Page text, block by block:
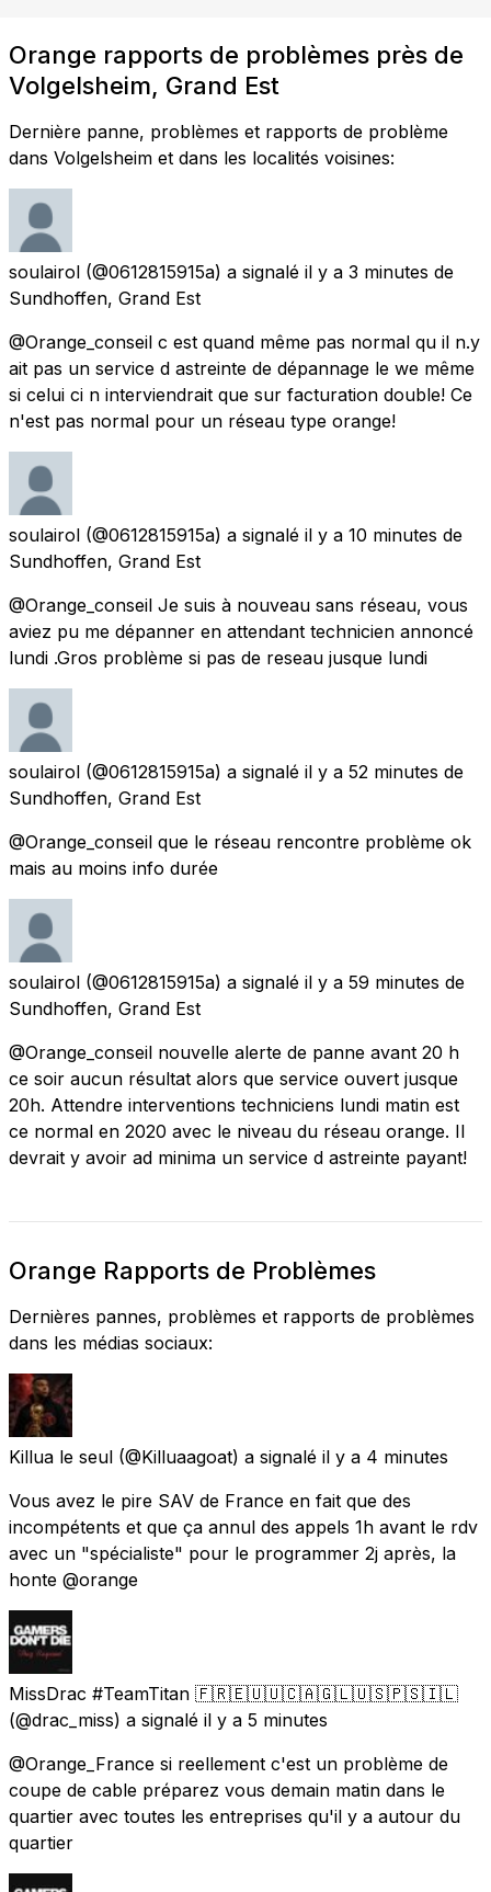
Orange rapports de problèmes près de
Volgelsheim, Grand Est
Dernière panne, problèmes et rapports de problème
dans Volgelsheim et dans les localités voisines:
soulairol (@0612815915a) a signalé il y a 3 minutes de
Sundhoffen, Grand Est
@Orange_conseil c est quand même pas normal qu il n.y
ait pas un service d astreinte de dépannage le we même
si celui ci n interviendrait que sur facturation double! Ce
n'est pas normal pour un réseau type orange!
soulairol (@0612815915a) a signalé il y a 10 minutes de
Sundhoffen, Grand Est
@Orange_conseil Je suis à nouveau sans réseau, vous
aviez pu me dépanner en attendant technicien annoncé
lundi .Gros problème si pas de reseau jusque lundi
soulairol (@0612815915a) a signalé il y a 52 minutes de
Sundhoffen, Grand Est
@Orange_conseil que le réseau rencontre problème ok
mais au moins info durée
soulairol (@0612815915a) a signalé il y a 59 minutes de
Sundhoffen, Grand Est
@Orange_conseil nouvelle alerte de panne avant 20 h
ce soir aucun résultat alors que service ouvert jusque
20h. Attendre interventions techniciens lundi matin est
ce normal en 2020 avec le niveau du réseau orange. Il
devrait y avoir ad minima un service d astreinte payant!
Orange Rapports de Problèmes
Dernières pannes, problèmes et rapports de problèmes
dans les médias sociaux:
Killua le seul (@Killuaagoat) a signalé il y a 4 minutes
Vous avez le pire SAV de France en fait que des
incompétents et que ça annul des appels 1h avant le rdv
avec un "spécialiste" pour le programmer 2j après, la
honte @orange
MissDrac #TeamTitan 🇫🇷🇪🇺🇺🇨🇦🇬🇱🇺🇸🇵🇸🇮🇱
(@drac_miss) a signalé il y a 5 minutes
@Orange_France si reellement c'est un problème de
coupe de cable préparez vous demain matin dans le
quartier avec toutes les entreprises qu'il y a autour du
quartier